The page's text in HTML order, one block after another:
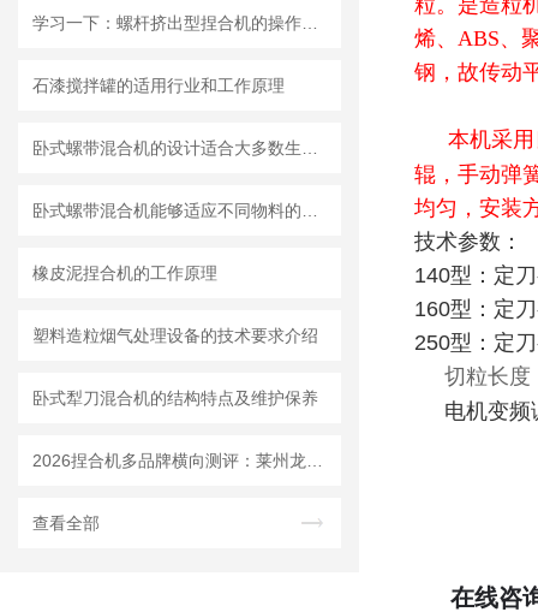
石漆搅拌罐的适用行业和工作原理
橡皮泥捏合机的工作原理
塑料造粒烟气处理设备的技术要求介绍
卧式犁刀混合机的结构特点及维护保养
查看全部
粒。是造粒
烯、ABS、
钢，故传动
本机采
辊，手动弹
均匀，安装
技术参数：
140型：定
160型：定
250型：定
切粒长度
电机变频
在线咨